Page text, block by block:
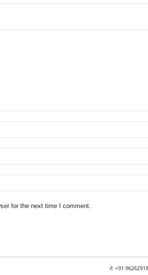
for the next time I comment.
✆ +91